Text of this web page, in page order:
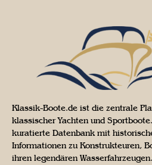
Klassik-Boote.de ist die zentrale
klassischer Yachten und
kuratierte Datenbank mit
Informationen zu Konstrukteuren,
ihren legendären